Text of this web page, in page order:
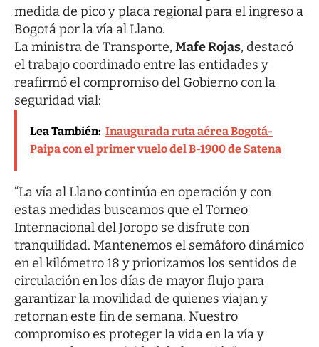
medida de pico y placa regional para el ingreso a
Bogotá por la vía al Llano.
La ministra de Transporte, Mafe Rojas, destacó
el trabajo coordinado entre las entidades y
reafirmó el compromiso del Gobierno con la
seguridad vial:
Lea También: Inaugurada ruta aérea Bogotá-
Paipa con el primer vuelo del B-1900 de Satena
“La vía al Llano continúa en operación y con
estas medidas buscamos que el Torneo
Internacional del Joropo se disfrute con
tranquilidad. Mantenemos el semáforo dinámico
en el kilómetro 18 y priorizamos los sentidos de
circulación en los días de mayor flujo para
garantizar la movilidad de quienes viajan y
retornan este fin de semana. Nuestro
compromiso es proteger la vida en la vía y